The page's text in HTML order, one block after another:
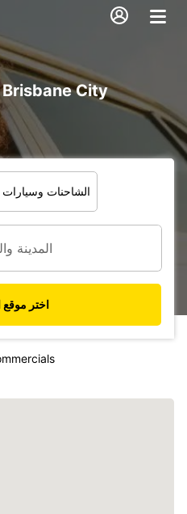
الشاحنات وسيارات
اختر موقع